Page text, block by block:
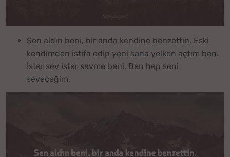
Sen aldın beni, bir anda kendine benzettin. Eski
kendimden istifa edip yeni sana yelken açtım ben.
İster sev ister sevme beni. Ben hep seni
seveceğim.